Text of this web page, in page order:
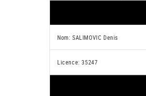
Nom: SALIMOVIC Denis
Licence: 35247